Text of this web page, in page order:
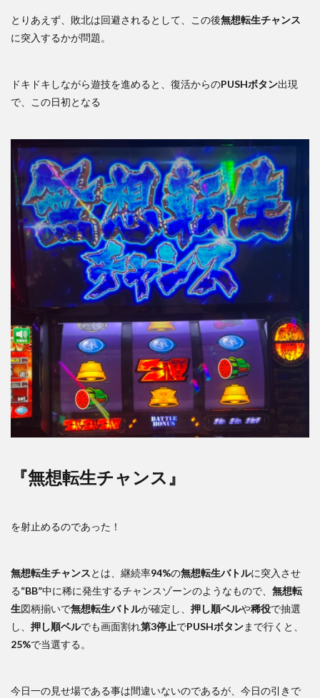
とりあえず、敗北は回避されるとして、この後無想転生チャンス
に突入するかが問題。
ドキドキしながら遊技を進めると、復活からのPUSHボタン出現
で、この日初となる
『無想転生チャンス』
を射止めるのであった！
無想転生チャンスとは、継続率94%の無想転生バトルに突入させ
る“BB”中に稀に発生するチャンスゾーンのようなもので、 無想転
生図柄揃いで無想転生バトルが確定し、 押し順ベルや稀役で抽選
し、 押し順ベルでも画面割れ第3停止でPUSHボタンまで行くと、
25%で当選する。
今日一の見せ場である事は間違いないのであるが、今日の引きで